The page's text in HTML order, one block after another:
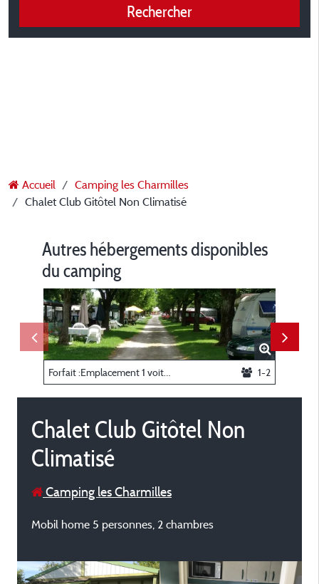
Rechercher
Accueil
Camping les Charmilles
Chalet Club Gitôtel Non Climatisé
Autres hébergements disponibles
du camping
1-2
Chalet Club Gitôtel Non
Climatisé
Camping les Charmilles
Mobil home 5 personnes, 2 chambres